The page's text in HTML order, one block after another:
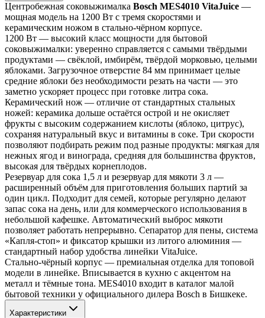
Центробежная соковыжималка Bosch MES4010 VitaJuice —
мощная модель на 1200 Вт с тремя скоростями и
керамическим ножом в стально-чёрном корпусе.
1200 Вт — высокий класс мощности для бытовой
соковыжималки: уверенно справляется с самыми твёрдыми
продуктами — свёклой, имбирём, твёрдой морковью, целыми
яблоками. Загрузочное отверстие 84 мм принимает целые
средние яблоки без необходимости резать на части — это
заметно ускоряет процесс при готовке литра сока.
Керамический нож — отличие от стандартных стальных
ножей: керамика дольше остаётся острой и не окисляет
фрукты с высоким содержанием кислоты (яблоко, цитрус),
сохраняя натуральный вкус и витамины в соке. Три скорости
позволяют подбирать режим под разные продукты: мягкая для
нежных ягод и винограда, средняя для большинства фруктов,
высокая для твёрдых корнеплодов.
Резервуар для сока 1,5 л и резервуар для мякоти 3 л —
расширенный объём для приготовления больших партий за
один цикл. Подходит для семей, которые регулярно делают
запас сока на день, или для коммерческого использования в
небольшой кафешке. Автоматический выброс мякоти
позволяет работать непрерывно. Сепаратор для пены, система
«Капля-стоп» и фиксатор крышки из литого алюминия —
стандартный набор удобства линейки VitaJuice.
Стально-чёрный корпус — премиальная отделка для топовой
модели в линейке. Вписывается в кухню с акцентом на
металл и тёмные тона. MES4010 входит в каталог малой
бытовой техники у официального дилера Bosch в Бишкеке.
Характеристики